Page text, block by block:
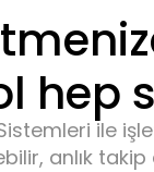
hep
ile
anlık takip